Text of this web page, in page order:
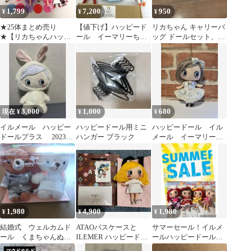
¥1,799
★25体まとめ売り
★【リカちゃんハッピ
ーセット】マクドナル
ドおまけドール
¥7,200
【値下げ】ハッピード
ール イーマリーちゃ
定セット他
¥950
リカちゃん キャリーバ
ッグ ドールセット、リ
カちゃんハッピーセッ
トおもちゃ
現在 ¥3,000
イルメール ハッピー
ドールプラス 2023誕
生祭限定 うさぎ 40cm
¥1,000
ハッピードール用ミニ
ハンガー ブラック
¥680
ハッピードール イル
メール イーマリーち
ゃんワンピース リバ
ティ生地
¥ 1,980
結婚式 ウェルカムド
ール くまちゃんぬい
ぐるみセット ハッピ
¥4,900
ATAOパスケースと
ILEMER ハッピードー
¥ 1,980
サマーセール！イルメ
ールハッピードールお
洋服お買い得セット 7